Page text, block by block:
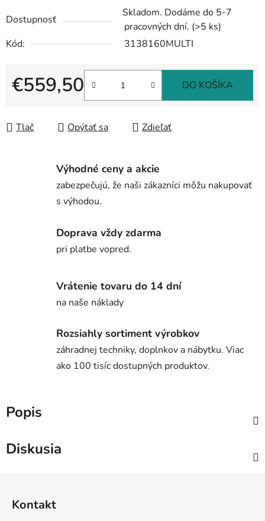
Dostupnosť
Skladom. Dodáme do 5-7
pracovných dní. (>5 ks)
Kód:
3138160MULTI
€559,50 DO KOŠÍKA
Tlač Opýtať sa Zdieľať
Výhodné ceny a akcie
zabezpečujú, že naši zákazníci môžu nakupovať
s výhodou.
Doprava vždy zdarma
pri platbe vopred.
Vrátenie tovaru do 14 dní
na naše náklady
Rozsiahly sortiment výrobkov
záhradnej techniky, doplnkov a nábytku. Viac
ako 100 tisíc dostupných produktov.
Popis
Diskusia
Kontakt